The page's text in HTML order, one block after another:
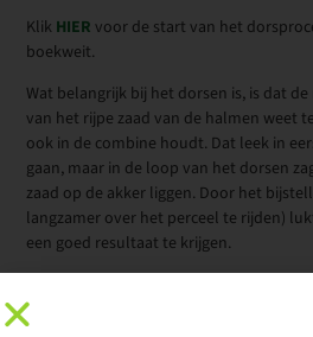
Klik HIER voor de start van het
boekweit.
Wat belangrijk bij het dorsen is, is dat
van het rijpe zaad van de halmen weet
ook in de combine houdt. Dat leek in
gaan, maar in de loop van het dorsen
zaad op de akker liggen. Door het
langzamer over het perceel te rijden)
een goed resultaat te krijgen.
uiteindelijk leek het mee te vallen. Maar